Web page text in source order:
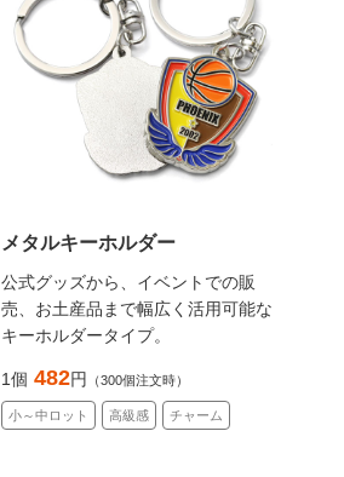
メタルキーホルダー
公式グッズから、イベントでの販
売、お土産品まで幅広く活用可能な
キーホルダータイプ。
1個 482円 （300個注文時）
小～中ロット 高級感 チャーム